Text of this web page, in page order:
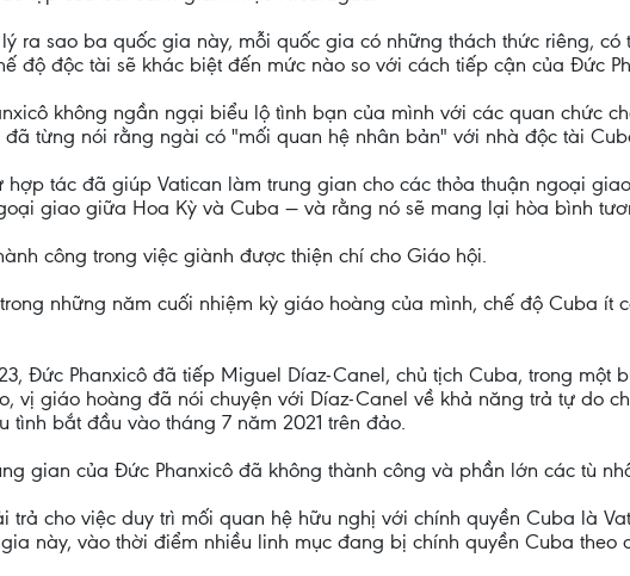
ra sao ba quốc gia này, mỗi quốc gia có những thách thức riêng,
độ độc tài sẽ khác biệt đến mức nào so với cách tiếp cận của Đức
không ngần ngại biểu lộ tình bạn của mình với các quan chức
từng nói rằng ngài có "mối quan hệ nhân bản" với nhà độc tài
hợp tác đã giúp Vatican làm trung gian cho các thỏa thuận ngoại
giao giữa Hoa Kỳ và Cuba — và rằng nó sẽ mang lại hòa bình
công trong việc giành được thiện chí cho Giáo hội.
những năm cuối nhiệm kỳ giáo hoàng của mình, chế độ Cuba
Đức Phanxicô đã tiếp Miguel Díaz-Canel, chủ tịch Cuba, trong một
vị giáo hoàng đã nói chuyện với Díaz-Canel về khả năng trả tự do
tình bắt đầu vào tháng 7 năm 2021 trên đảo.
gian của Đức Phanxicô đã không thành công và phần lớn các tù
trả cho việc duy trì mối quan hệ hữu nghị với chính quyền Cuba là
này, vào thời điểm nhiều linh mục đang bị chính quyền Cuba theo